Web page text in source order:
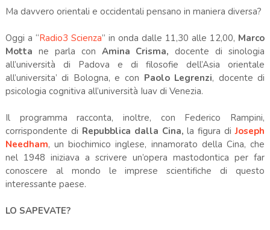
Ma davvero orientali e occidentali pensano in maniera diversa?
Oggi a “Radio3 Scienza” in onda dalle 11,30 alle 12,00, Marco
Motta ne parla con Amina Crisma, docente di sinologia
all’università di Padova e di filosofie dell’Asia orientale
all’universita’ di Bologna, e con Paolo Legrenzi, docente di
psicologia cognitiva all’università Iuav di Venezia.
Il programma racconta, inoltre, con Federico Rampini,
corrispondente di Repubblica dalla Cina, la figura diJoseph
Needham, un biochimico inglese, innamorato della Cina, che
nel 1948 iniziava a scrivere un’opera mastodontica per far
conoscere al mondo le imprese scientifiche di questo
interessante paese.
LO SAPEVATE?